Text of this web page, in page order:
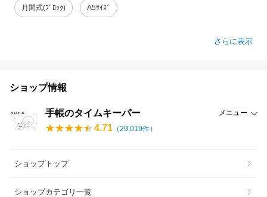
月間式(ﾌﾞﾛｯｸ) A5ｻｲｽﾞ
さらに表示
ショップ情報
手帳のタイムキーパー メニュー
4.71 （29,019件）
ショップトップ
ショップカテゴリ一覧